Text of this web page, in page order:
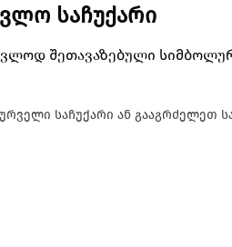
საჩუქარი
შეთავაზებული
საჩუქარი ან გააგრძელეთ